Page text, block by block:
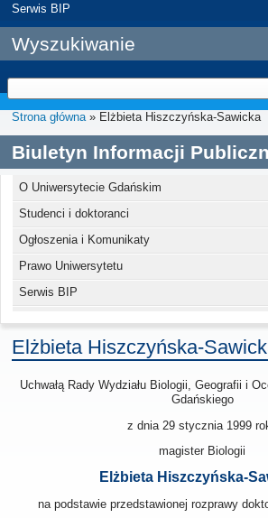
Serwis BIP
Wyszukiwanie
Strona główna» Elżbieta Hiszczyńska-Sawicka
Biuletyn Informacji
O Uniwersytecie Gdańskim
Studenci i doktoranci
Ogłoszenia i Komunikaty
Prawo Uniwersytetu
Serwis BIP
Elżbieta Hiszczyńska-
Uchwałą Rady Wydziału Biologii, Geografii i
Gdańskiego
z dnia 29 stycznia 1999
magister Biologii
Elżbieta Hiszczyńska-
na podstawie przedstawionej rozprawy